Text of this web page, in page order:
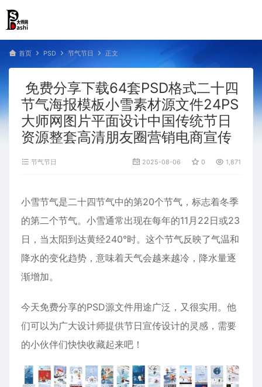
首页 PSD 节气节日 正文
免费分享下载64套PSD格式二十四
节气海报模板小雪素材源文件24PS
大师网图片平面设计中国传统节日
资源整套高清朋友圈营销电商宣传
节气节日 2025-08-06 0 1,871
小雪节气‌是二十四节气中的第20个节气，标志着冬季
的第二个节气。小雪通常出现在每年的11月22日或23
日，当太阳到达黄经240°时。这个节气反映了气温和
降水的变化趋势，意味着天气会越来越冷，降水量逐
渐增加‌。
今天免费分享的PSD源文件用途广泛，又很实用。他
们可以为广大设计师提供节日宣传设计的灵感，需要
的小伙伴们快快收藏起来吧！